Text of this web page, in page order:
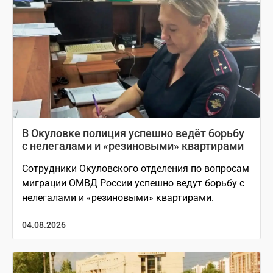
В Окуловке полиция успешно ведёт борьбу
с нелегалами и «резиновыми» квартирами
Сотрудники Окуловского отделения по вопросам
миграции ОМВД России успешно ведут борьбу с
нелегалами и «резиновыми» квартирами.
04.08.2026